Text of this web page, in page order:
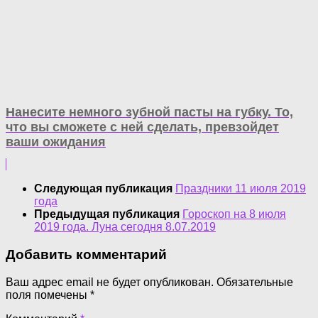
Нанесите немного зубной пасты на губку. То,
что вы сможете с ней сделать, превзойдет
ваши ожидания
Следующая публикация Праздники 11 июля 2019
года
Предыдущая публикация Гороскоп на 8 июля
2019 года. Луна сегодня 8.07.2019
Добавить комментарий
Ваш адрес email не будет опубликован. Обязательные
поля помечены *